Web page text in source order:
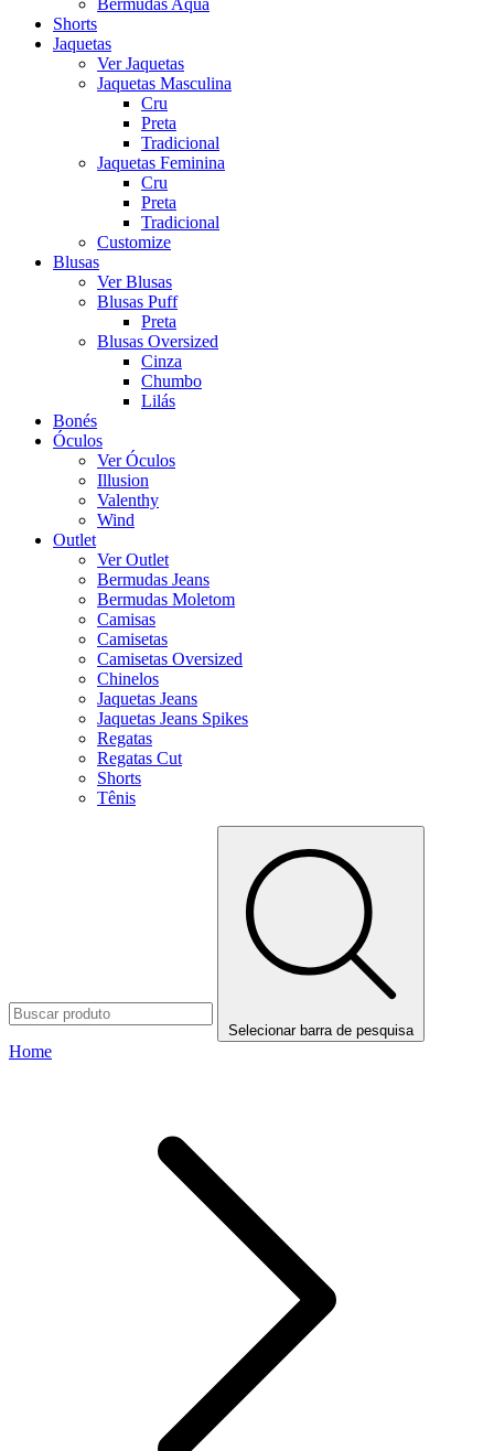
Bermudas Aqua
Shorts
Jaquetas
Ver Jaquetas
Jaquetas Masculina
Cru
Preta
Tradicional
Jaquetas Feminina
Cru
Preta
Tradicional
Customize
Blusas
Ver Blusas
Blusas Puff
Preta
Blusas Oversized
Cinza
Chumbo
Lilás
Bonés
Óculos
Ver Óculos
Illusion
Valenthy
Wind
Outlet
Ver Outlet
Bermudas Jeans
Bermudas Moletom
Camisas
Camisetas
Camisetas Oversized
Chinelos
Jaquetas Jeans
Jaquetas Jeans Spikes
Regatas
Regatas Cut
Shorts
Tênis
Selecionar barra de pesquisa
Home